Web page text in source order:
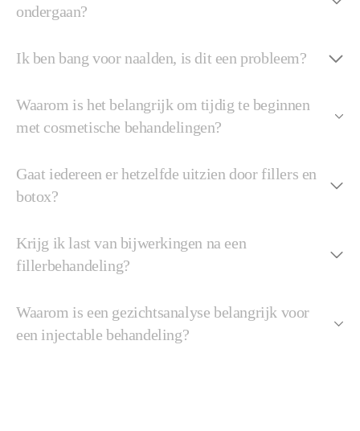
ondergaan?
Ik ben bang voor naalden, is dit een probleem?
Waarom is het belangrijk om tijdig te beginnen
met cosmetische behandelingen?
Gaat iedereen er hetzelfde uitzien door fillers en
botox?
Krijg ik last van bijwerkingen na een
fillerbehandeling?
Waarom is een gezichtsanalyse belangrijk voor
een injectable behandeling?